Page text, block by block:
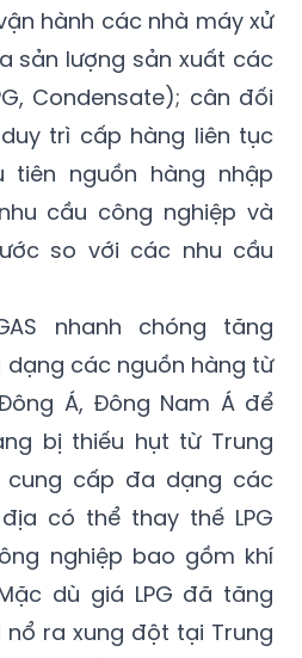
hành các nhà máy xử
sản lượng sản xuất các
Condensate); cân đối
trì cấp hàng liên tục
tiên nguồn hàng nhập
cầu công nghiệp và
so với các nhu cầu
nhanh chóng tăng
các nguồn hàng từ
Á, Đông Nam Á để
bị thiếu hụt từ Trung
cung cấp đa dạng các
có thể thay thế LPG
nghiệp bao gồm khí
dù giá LPG đã tăng
nổ ra xung đột tại Trung